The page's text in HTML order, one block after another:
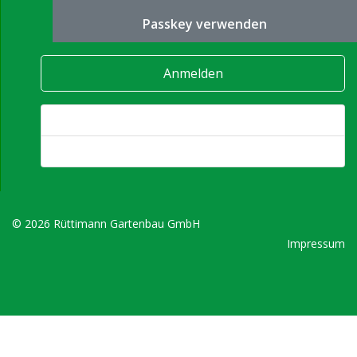
Passkey verwenden
Anmelden
© 2026 Rüttimann Gartenbau GmbH
Impressum